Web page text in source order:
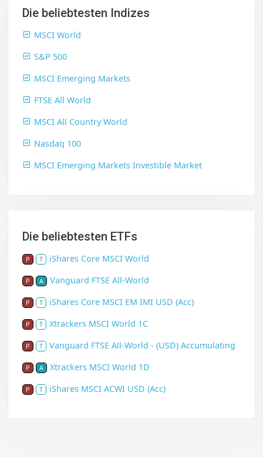
Die beliebtesten Indizes
MSCI World
S&P 500
MSCI Emerging Markets
FTSE All World
MSCI All Country World
Nasdaq 100
MSCI Emerging Markets Investible Market
Die beliebtesten ETFs
P T iShares Core MSCI World
P A Vanguard FTSE All-World
P T iShares Core MSCI EM IMI USD (Acc)
P T Xtrackers MSCI World 1C
P T Vanguard FTSE All-World - (USD) Accumulating
P A Xtrackers MSCI World 1D
P T iShares MSCI ACWI USD (Acc)